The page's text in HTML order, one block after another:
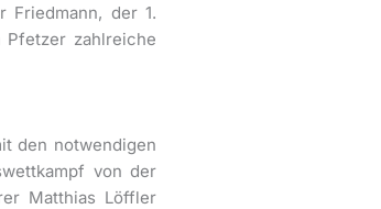
Friedmann, der 1.
Pfetzer zahlreiche
den notwendigen
von der
Matthias Löffler